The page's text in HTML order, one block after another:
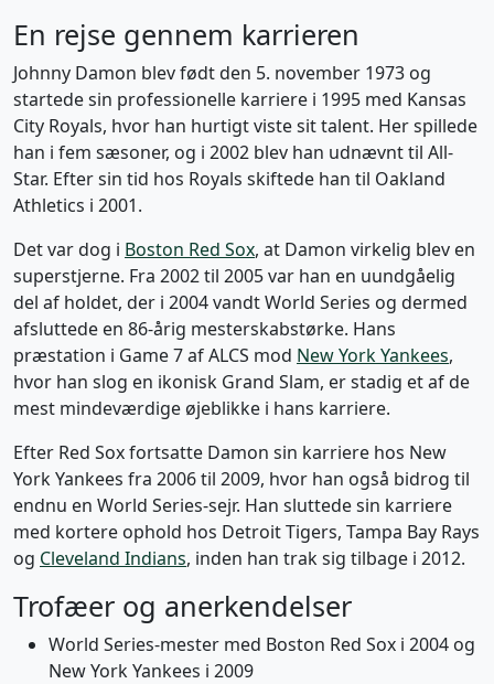
En rejse gennem karrieren
Johnny Damon blev født den 5. november 1973 og
startede sin professionelle karriere i 1995 med Kansas
City Royals, hvor han hurtigt viste sit talent. Her spillede
han i fem sæsoner, og i 2002 blev han udnævnt til All-
Star. Efter sin tid hos Royals skiftede han til Oakland
Athletics i 2001.
Det var dog i Boston Red Sox, at Damon virkelig blev en
superstjerne. Fra 2002 til 2005 var han en uundgåelig
del af holdet, der i 2004 vandt World Series og dermed
afsluttede en 86-årig mesterskabstørke. Hans
præstation i Game 7 af ALCS mod New York Yankees,
hvor han slog en ikonisk Grand Slam, er stadig et af de
mest mindeværdige øjeblikke i hans karriere.
Efter Red Sox fortsatte Damon sin karriere hos New
York Yankees fra 2006 til 2009, hvor han også bidrog til
endnu en World Series-sejr. Han sluttede sin karriere
med kortere ophold hos Detroit Tigers, Tampa Bay Rays
og Cleveland Indians, inden han trak sig tilbage i 2012.
Trofæer og anerkendelser
World Series-mester med Boston Red Sox i 2004 og
New York Yankees i 2009